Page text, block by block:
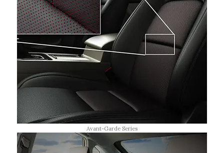
Avant-Garde Series